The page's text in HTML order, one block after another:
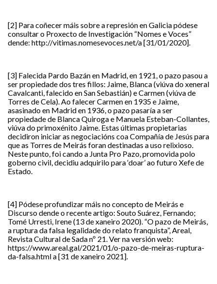
[2] Para coñecer máis sobre a represión en Galicia pódese
consultar o Proxecto de Investigación “Nomes e Voces”
dende: http://vitimas.nomesevoces.net/a [31/01/2020].
[3] Falecida Pardo Bazán en Madrid, en 1921, o pazo pasou a
ser propiedade dos tres fillos: Jaime, Blanca (viúva do xeneral
Cavalcanti, falecido en San Sebastián) e Carmen (viúva de
Torres de Cela). Ao falecer Carmen en 1935 e Jaime,
asasinado en Madrid en 1936, o pazo pasaría a ser
propiedade de Blanca Quiroga e Manuela Esteban-Collantes,
viúva do primoxénito Jaime. Estas últimas propietarias
decidiron iniciar as negociacións coa Compañía de Jesús para
que as Torres de Meirás foran destinadas a uso relixioso.
Neste punto, foi cando a Junta Pro Pazo, promovida polo
goberno civil, decidiu adquirilo para ‘doar’ ao futuro Xefe de
Estado.
[4] Pódese profundizar máis no concepto de Meirás e
Discurso dende o recente artigo: Souto Suárez, Fernando;
Tomé Urresti, Irene (13 de xaneiro 2020). “O pazo de Meirás,
a ruptura da falsa legalidade do relato franquista”, Areal,
Revista Cultural de Sada nº 21. Ver na versión web:
https://www.areal.gal/2021/01/o-pazo-de-meiras-ruptura-
da-falsa.htmla [31 de xaneiro 2021].